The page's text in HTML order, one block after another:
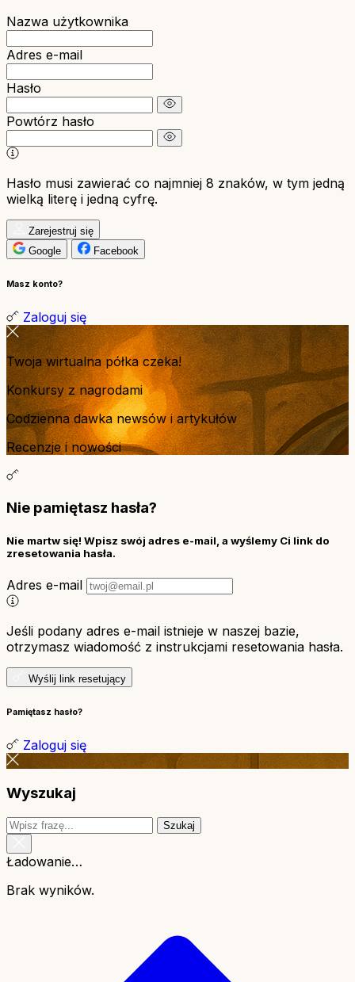
Nazwa użytkownika
Adres e-mail
Hasło
Powtórz hasło
Hasło musi zawierać co najmniej 8 znaków, w tym jedną
wielką literę i jedną cyfrę.
Zarejestruj się
Google
Facebook
Masz konto?
Zaloguj się
Twoja wirtualna półka czeka!
Konkursy z nagrodami
Codzienna dawka newsów i artykułów
Recenzje i nowości
Nie pamiętasz hasła?
Nie martw się! Wpisz swój adres e-mail, a wyślemy Ci link do
zresetowania hasła.
Adres e-mail
Jeśli podany adres e-mail istnieje w naszej bazie,
otrzymasz wiadomość z instrukcjami resetowania hasła.
Wyślij link resetujący
Pamiętasz hasło?
Zaloguj się
Wyszukaj
Szukaj
Ładowanie…
Brak wyników.